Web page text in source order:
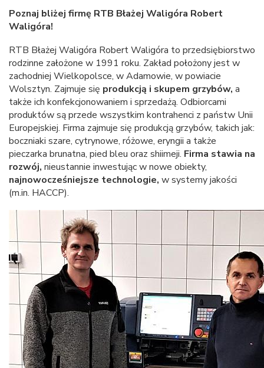
Poznaj bliżej firmę RTB Błażej Waligóra Robert
Waligóra!
RTB Błażej Waligóra Robert Waligóra to przedsiębiorstwo
rodzinne założone w 1991 roku. Zakład położony jest w
zachodniej Wielkopolsce, w Adamowie, w powiacie
Wolsztyn. Zajmuje się produkcją i skupem grzybów, a
także ich konfekcjonowaniem i sprzedażą. Odbiorcami
produktów są przede wszystkim kontrahenci z państw Unii
Europejskiej. Firma zajmuje się produkcją grzybów, takich jak:
boczniaki szare, cytrynowe, różowe, eryngii a także
pieczarka brunatna, pied bleu oraz shiimeji. Firma stawia na
rozwój, nieustannie inwestując w nowe obiekty,
najnowocześniejsze technologie, w systemy jakości
(m.in. HACCP).